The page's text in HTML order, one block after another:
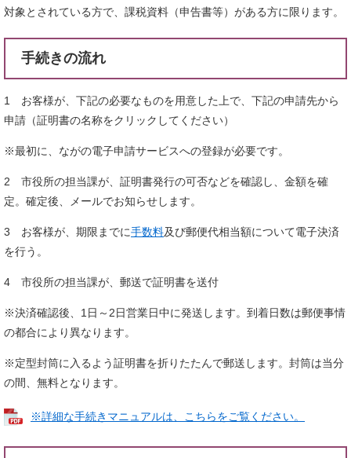
対象とされている方で、課税資料（申告書等）がある方に限ります。
手続きの流れ
1 お客様が、下記の必要なものを用意した上で、下記の申請先から
申請（証明書の名称をクリックしてください）
※最初に、ながの電子申請サービスへの登録が必要です。
2 市役所の担当課が、証明書発行の可否などを確認し、金額を確
定。確定後、メールでお知らせします。
3 お客様が、期限までに手数料及び郵便代相当額について電子決済
を行う。
4 市役所の担当課が、郵送で証明書を送付
※決済確認後、1日～2日営業日中に発送します。到着日数は郵便事情
の都合により異なります。
※定型封筒に入るよう証明書を折りたたんで郵送します。封筒は当分
の間、無料となります。
※詳細な手続きマニュアルは、こちらをご覧ください。